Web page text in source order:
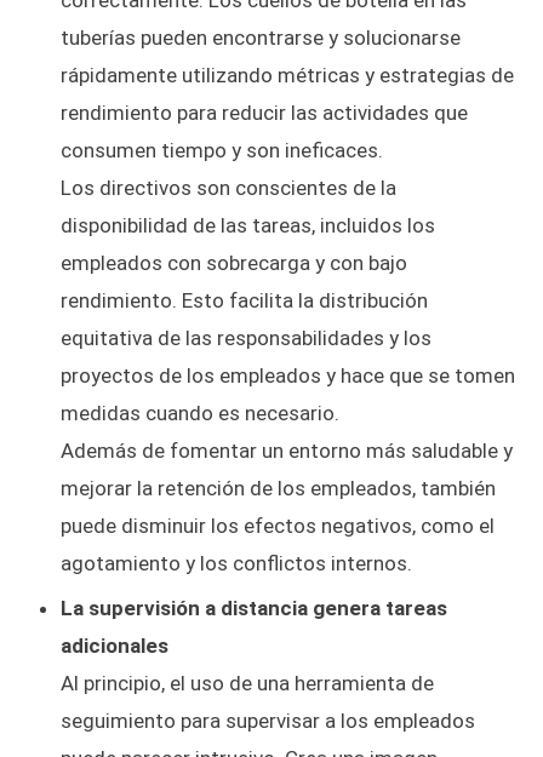
tuberías pueden encontrarse y solucionarse
rápidamente utilizando métricas y estrategias de
rendimiento para reducir las actividades que
consumen tiempo y son ineficaces.
Los directivos son conscientes de la
disponibilidad de las tareas, incluidos los
empleados con sobrecarga y con bajo
rendimiento. Esto facilita la distribución
equitativa de las responsabilidades y los
proyectos de los empleados y hace que se tomen
medidas cuando es necesario.
Además de fomentar un entorno más saludable y
mejorar la retención de los empleados, también
puede disminuir los efectos negativos, como el
agotamiento y los conflictos internos.
La supervisión a distancia genera tareas
adicionales
Al principio, el uso de una herramienta de
seguimiento para supervisar a los empleados